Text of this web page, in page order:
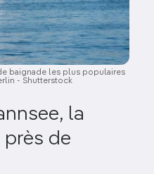
baignade les plus populaires
- Shutterstock
la
de